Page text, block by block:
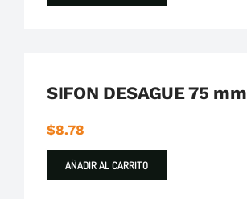
SIFON DESAGUE 75 mm
$8.78
AÑADIR AL CARRITO